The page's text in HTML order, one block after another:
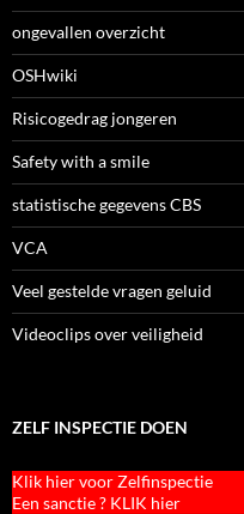
ongevallen overzicht
OSHwiki
Risicogedrag jongeren
Safety with a smile
statistische gegevens CBS
VCA
Veel gestelde vragen geluid
Videoclips over veiligheid
ZELF INSPECTIE DOEN
Klik hier voor Zelfinspectie
Een sanctie ? KLIK hier